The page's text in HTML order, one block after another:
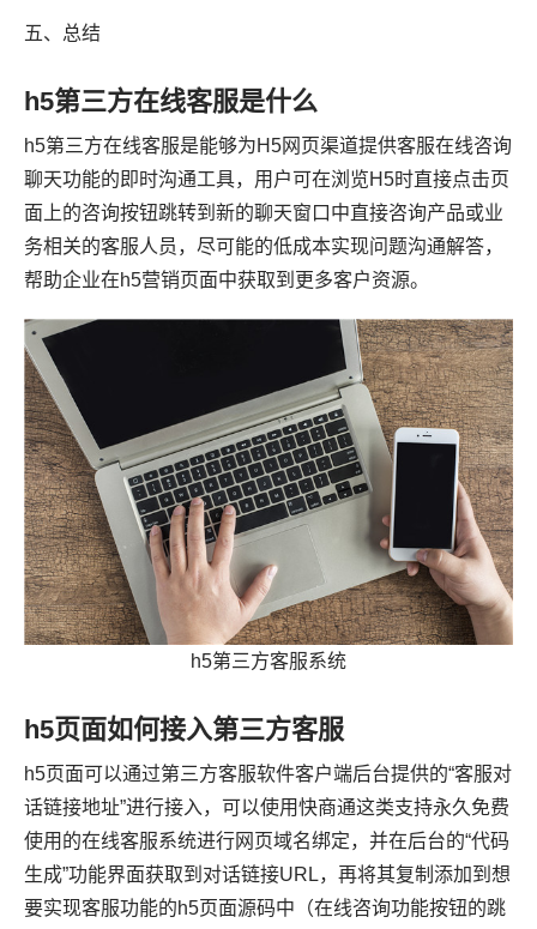
五、总结
h5第三方在线客服是什么
h5第三方在线客服是能够为H5网页渠道提供客服在线咨询
聊天功能的即时沟通工具，用户可在浏览H5时直接点击页
面上的咨询按钮跳转到新的聊天窗口中直接咨询产品或业
务相关的客服人员，尽可能的低成本实现问题沟通解答，
帮助企业在h5营销页面中获取到更多客户资源。
h5第三方客服系统
h5页面如何接入第三方客服
h5页面可以通过第三方客服软件客户端后台提供的“客服对
话链接地址”进行接入，可以使用快商通这类支持永久免费
使用的在线客服系统进行网页域名绑定，并在后台的“代码
生成”功能界面获取到对话链接URL，再将其复制添加到想
要实现客服功能的h5页面源码中（在线咨询功能按钮的跳